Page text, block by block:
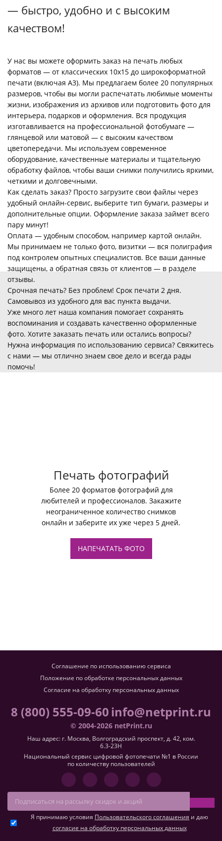
— быстро, удобно и с высоким
качеством!
У нас вы можете оформить заказ на печать любых
форматов — от классических 10х15 до широкоформатной
печати (включая А3). Мы предлагаем более 20 популярных
размеров, чтобы вы могли распечатать любимые моменты
жизни, изображения из архивов или подготовить фото для
интерьера, подарков и оформления. Вся продукция
изготавливается на профессиональной фотобумаге —
глянцевой или матовой — с высоким качеством
цветопередачи. Мы используем современное
оборудование, качественные материалы и тщательную
обработку файлов, чтобы ваши снимки получились яркими,
четкими и долговечными.
Как сделать заказ? Просто загрузите свои файлы через
удобный онлайн-сервис, выберите тип бумаги, размеры и
дополнительные опции. Оформление заказа займет всего
пару минут!
Оплата — удобным способом, например картой онлайн.
Мы принимаем не только фото, визитки — вся полиграфия
под контролем опытных специалистов. Все ваши данные
защищены, а обратная связь от клиентов — в разделе
отзывы.
Срочная печать? Без проблем! Срок печати 2 дня.
Самовывоз из удобного для вас пункта выдачи.
Уже много лет наша компания помогает сохранять
воспоминания и создавать качественно оформленные
фото. Хотите заказать печать или остались вопросы?
Нужна информация по использованию сервиса? Свяжитесь
с нами — мы отлично знаем свое дело и всегда рады
помочь!
Печать фотографий
Более 20 форматов фотографий для
любителей и профессионалов. Закажите
неограниченное количество снимков
онлайн и заберите их уже через 5 дней.
НАПЕЧАТАТЬ ФОТО
Соглашение по использованию сервиса
Положение по обработке персональных данных
Согласие на обработку персональных данных
8 (800) 555-09-60info@netprint.ru
© 2004-2026 netPrint.ru
Наш адрес: г. Москва, Волгоградский проспект, д. 42, ком.
6.3-23H
Национальный сервис цифровой фотопечати №1 в России
по количеству пользователей
Я принимаю условия Пользовательского соглашения и даю
согласие на обработку персональных данных